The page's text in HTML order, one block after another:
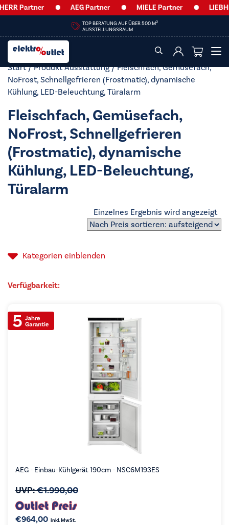
Partner AEG Partner MIELE Partner
TOP BERATUNG AUF ÜBER 500 M2
AUSSTELLUNGSRAUM
Start/ Produkt Ausstattung / Fleischfach, Gemüsefach,
NoFrost, Schnellgefrieren (Frostmatic), dynamische
Kühlung, LED-Beleuchtung, Türalarm
Fleischfach, Gemüsefach,
NoFrost, Schnellgefrieren
(Frostmatic), dynamische
Kühlung, LED-Beleuchtung,
Türalarm
Einzelnes Ergebnis wird angezeigt
Kategorien einblenden
Verfügbarkeit:
AEG - Einbau-Kühlgerät 190cm - NSC6M193ES
UVP:€1.990,00
€964,00 inkl. MwSt.